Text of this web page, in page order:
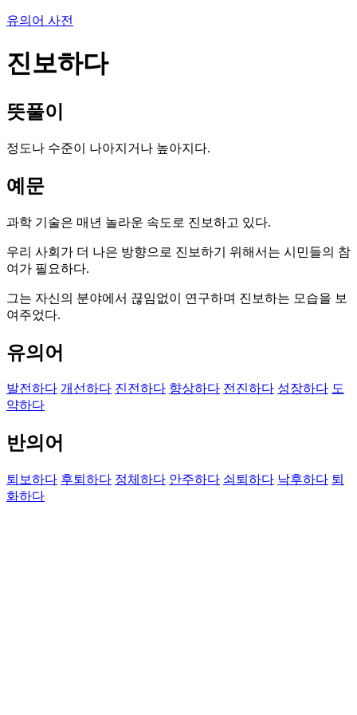
유의어 사전
진보하다
뜻풀이
정도나 수준이 나아지거나 높아지다.
예문
과학 기술은 매년 놀라운 속도로 진보하고 있다.
우리 사회가 더 나은 방향으로 진보하기 위해서는 시민들의 참
여가 필요하다.
그는 자신의 분야에서 끊임없이 연구하며 진보하는 모습을 보
여주었다.
유의어
발전하다 개선하다 진전하다 향상하다 전진하다 성장하다 도
약하다
반의어
퇴보하다 후퇴하다 정체하다 안주하다 쇠퇴하다 낙후하다 퇴
화하다